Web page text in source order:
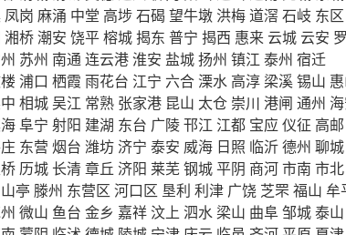
凤岗 麻涌 中堂 高埗石碣 望牛墩 洪梅道滘 石岐 东区
湘桥潮安 饶平榕城揭东 普宁 揭西 惠来 云城 云安
苏州 南通连云港淮安 盐城扬州 镇江 泰州 宿迁
浦口 栖霞 雨花台 江宁 六合 溧水 高淳 梁溪锡山
相城吴江 常熟 张家港 昆山 太仓 崇川 港闸 通州
阜宁 射阳 建湖 东台 广陵邗江 江都 宝应 仪征 高邮
东营 烟台 潍坊济宁 泰安 威海 日照 临沂德州 聊城
历城 长清章丘 济阳 莱芜钢城平阴 商河市南 市北
山亭 滕州 东营区 河口区 垦利 利津 广饶 芝罘福山 牟
微山 鱼台 金乡 嘉祥 汶上 泗水 梁山 曲阜邹城泰山